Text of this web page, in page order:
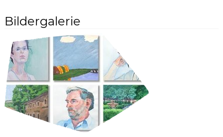
Bildergalerie